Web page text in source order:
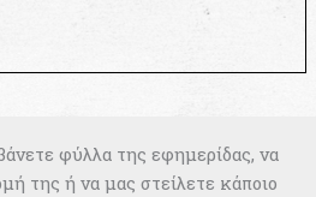
φύλλα της εφημερίδας, να
της ή να μας στείλετε κάποιο